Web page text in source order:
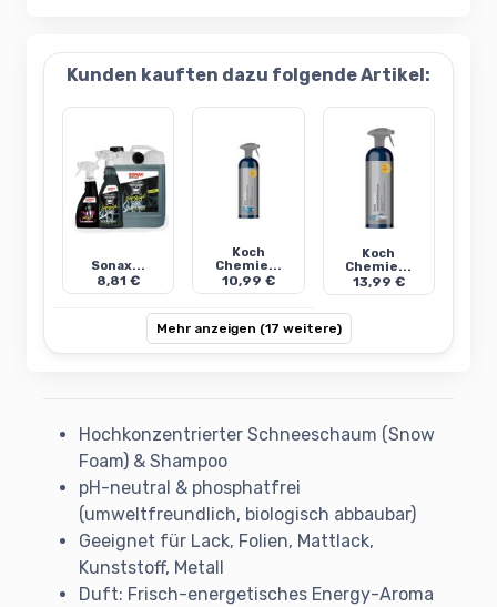
Kunden kauften dazu folgende Artikel:
Sonax...
8,81 €
Koch
Chemie...
10,99 €
Koch
Chemie...
13,99 €
Mehr anzeigen (17 weitere)
Hochkonzentrierter Schneeschaum (Snow
Foam) & Shampoo
pH-neutral & phosphatfrei
(umweltfreundlich, biologisch abbaubar)
Geeignet für Lack, Folien, Mattlack,
Kunststoff, Metall
Duft: Frisch-energetisches Energy-Aroma